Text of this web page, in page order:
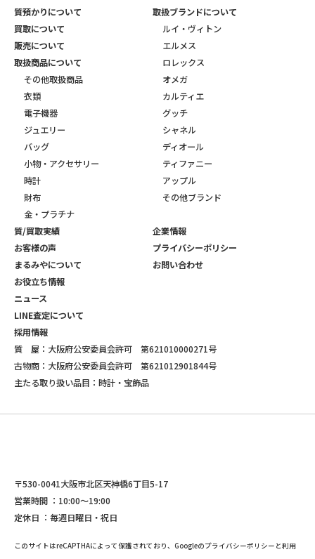
電話で相談する
質預かりについて
買取について
販売について
取扱商品について
その他取扱商品
衣類
電子機器
ジュエリー
バッグ
小物・アクセサリー
時計
財布
金・プラチナ
取扱ブランドについて
ルイ・ヴィトン
エルメス
ロレックス
オメガ
カルティエ
グッチ
シャネル
ティファニー
アップル
その他ブランド
質/買取実績
お客様の声
まるみやについて
お役立ち情報
ニュース
LINE査定について
質 屋：大阪府公安委員会許可 第621010000271号
〒530-0041大阪市北区天神橋6丁目5-17